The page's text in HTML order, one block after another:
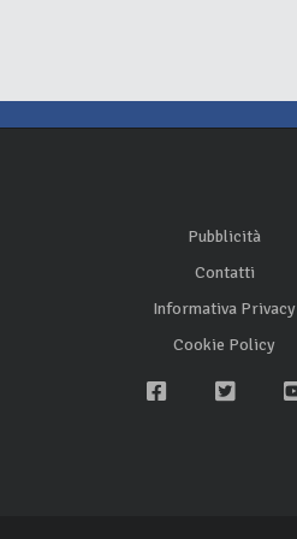
Pubblicità
Contatti
Informativa Privacy
Cookie Policy